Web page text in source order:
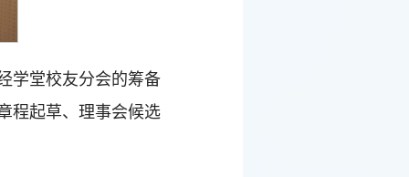
学堂校友分会的筹备
程起草、理事会候选